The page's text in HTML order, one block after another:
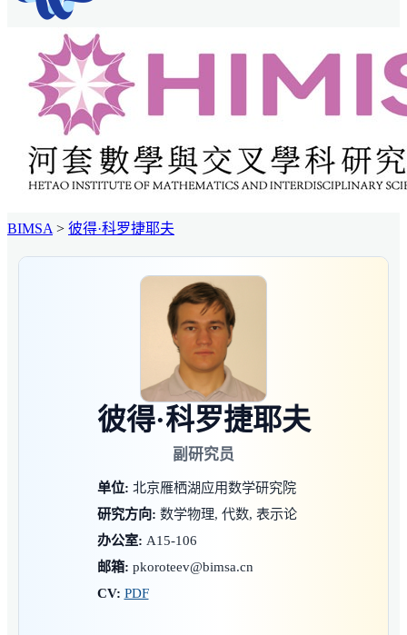
BIMSA > 彼得·科罗捷耶夫
彼得·科罗捷耶夫
副研究员
单位: 北京雁栖湖应用数学研究院
研究方向: 数学物理, 代数, 表示论
办公室: A15-106
邮箱: pkoroteev@bimsa.cn
CV: PDF